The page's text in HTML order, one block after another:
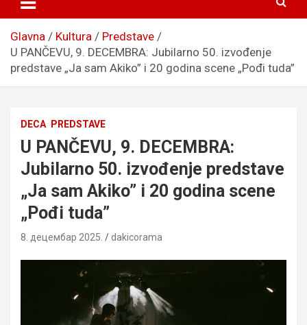
Glavna Kultura
Predstave
U PANČEVU, 9. DECEMBRA: Jubilarno 50. izvođenje
predstave „Ja sam Akiko” i 20 godina scene „Pođi tuda”
DECA PREDSTAVE
U PANČEVU, 9. DECEMBRA:
Jubilarno 50. izvođenje predstave
„Ja sam Akiko” i 20 godina scene
„Pođi tuda”
8. децембар 2025. dakicorama